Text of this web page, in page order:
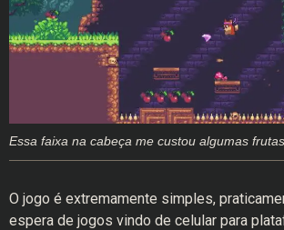
Essa faixa na cabeça me custou algumas frutas
O jogo é extremamente simples,
espera de jogos vindo de celular para